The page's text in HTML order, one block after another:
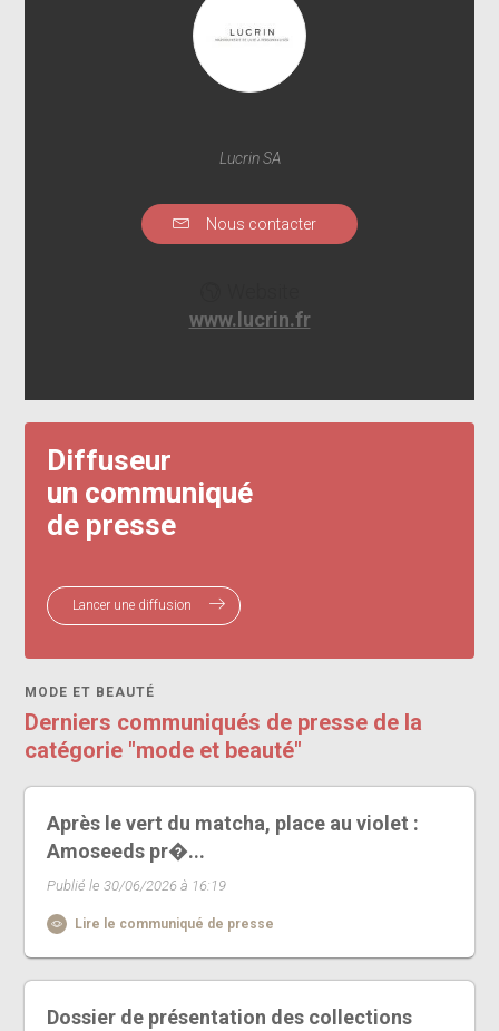
Lucrin SA
Nous contacter
www.lucrin.fr
Diffuseur
un communiqué
de presse
Lancer une diffusion
MODE ET BEAUTÉ
Derniers communiqués de presse de la
catégorie "mode et beauté"
Après le vert du matcha, place au violet :
Amoseeds pr�...
Publié le 30/06/2026 à 16:19
Lire le communiqué de presse
Dossier de présentation des collections